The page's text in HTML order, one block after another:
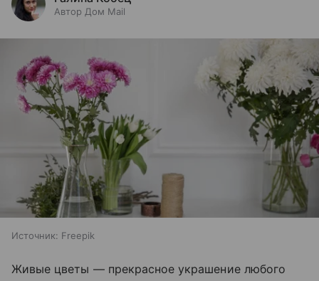
Автор Дом Mail
Источник: Freepik
Живые цветы — прекрасное украшение любого